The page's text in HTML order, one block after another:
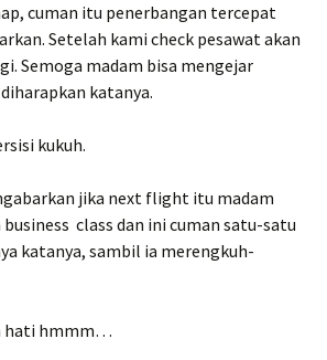
cuman itu penerbangan tercepat
Setelah kami check pesawat akan
Semoga madam bisa mengejar
katanya.
kukuh.
jika next flight itu madam
class dan ini cuman satu-satu
katanya, sambil ia merengkuh-
hati hmmm…